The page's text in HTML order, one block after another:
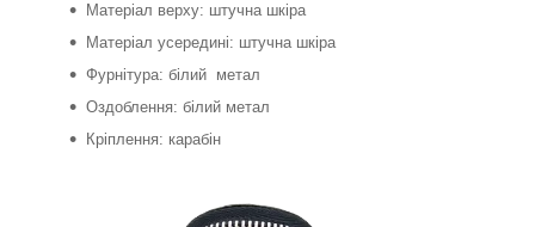
Матеріал верху: штучна шкіра
Матеріал усередині: штучна шкіра
Фурнітура: білий метал
Оздоблення: білий метал
Кріплення: карабін